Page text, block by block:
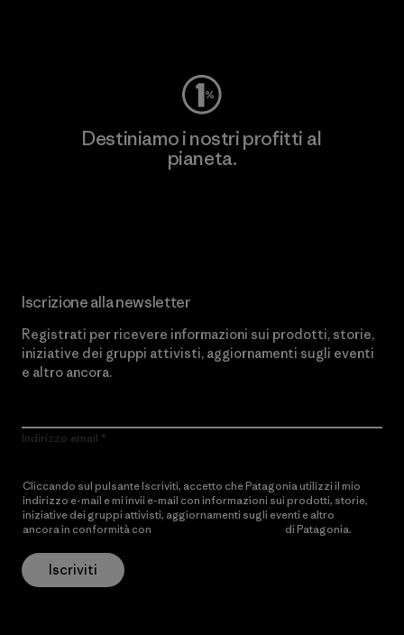
Destiniamo i nostri profitti al
pianeta.
Iscrizione alla newsletter
Registrati per ricevere informazioni sui prodotti, storie,
iniziative dei gruppi attivisti, aggiornamenti sugli eventi
e altro ancora.
Indirizzo email
Cliccando sul pulsante Iscriviti, accetto che Patagonia utilizzi il mio
indirizzo e-mail e mi invii e-mail con informazioni sui prodotti, storie,
iniziative dei gruppi attivisti, aggiornamenti sugli eventi e altro
ancora in conformità con
di Patagonia.
Iscriviti